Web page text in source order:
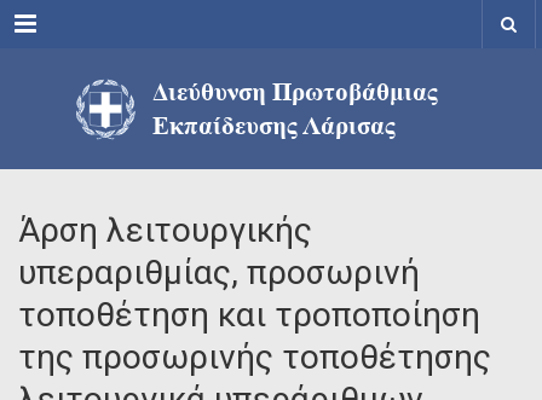
Menu
Άρση λειτουργικής
υπεραριθμίας, προσωρινή
τοποθέτηση και τροποποίηση
της προσωρινής τοποθέτησης